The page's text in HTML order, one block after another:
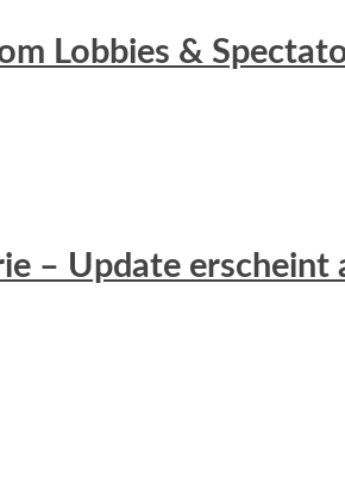
Lobbies &
– Update erscheint